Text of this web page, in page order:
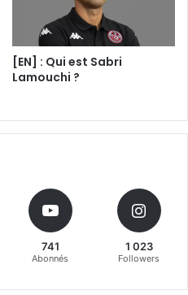
[EN] : Qui est Sabri
Lamouchi ?
741
Abonnés
1 023
Followers